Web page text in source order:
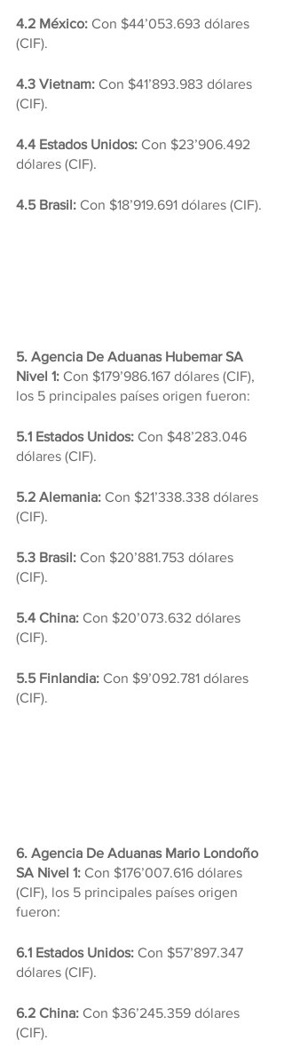
4.2 México: Con $44’053.693 dólares
(CIF).
4.3 Vietnam: Con $41’893.983 dólares
(CIF).
4.4 Estados Unidos: Con $23’906.492
dólares (CIF).
4.5 Brasil: Con $18’919.691 dólares (CIF).
5. Agencia De Aduanas Hubemar SA
Nivel 1: Con $179’986.167 dólares (CIF),
los 5 principales países origen fueron:
5.1 Estados Unidos: Con $48’283.046
dólares (CIF).
5.2 Alemania: Con $21’338.338 dólares
(CIF).
5.3 Brasil: Con $20’881.753 dólares
(CIF).
5.4 China: Con $20’073.632 dólares
(CIF).
5.5 Finlandia: Con $9’092.781 dólares
(CIF).
6. Agencia De Aduanas Mario Londoño
SA Nivel 1: Con $176’007.616 dólares
(CIF), los 5 principales países origen
fueron:
6.1 Estados Unidos: Con $57’897.347
dólares (CIF).
6.2 China: Con $36’245.359 dólares
(CIF).